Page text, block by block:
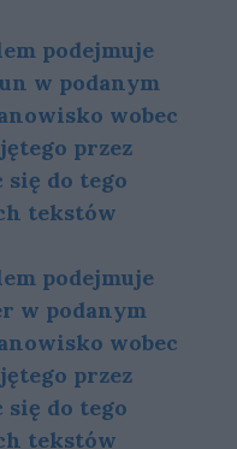
podejmuje
w podanym
wobec
przez
się do tego
tekstów
podejmuje
w podanym
wobec
przez
się do tego
tekstów